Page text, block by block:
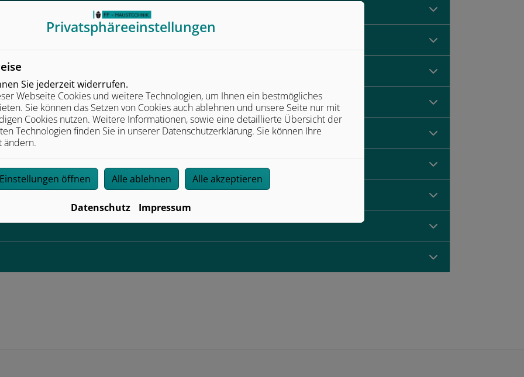
die von dem Verantwortlichen oder einem Dritten verfolgt werden
Heizung
Privatsphäre­einstellungen
Sie jederzeit widerrufen.
Webseite Cookies und weitere Technologien, um Ihnen ein bestmögliches
Sie können das Setzen von Cookies auch ablehnen und unsere Seite nur mit
Cookies nutzen. Weitere Informationen, sowie eine detaillierte Übersicht der
Technologien finden Sie in unserer Datenschutzerklärung. Sie können Ihre
ändern.
Einstellungen öffnen Alle ablehnen Alle akzeptieren
Datenschutz Impressum